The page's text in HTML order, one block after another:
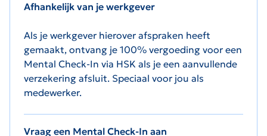
Afhankelijk van je werkgever
Als je werkgever hierover afspraken heeft
gemaakt, ontvang je 100% vergoeding voor een
Mental Check-In via HSK als je een aanvullende
verzekering afsluit. Speciaal voor jou als
medewerker.
Vraag een Mental Check-In aan